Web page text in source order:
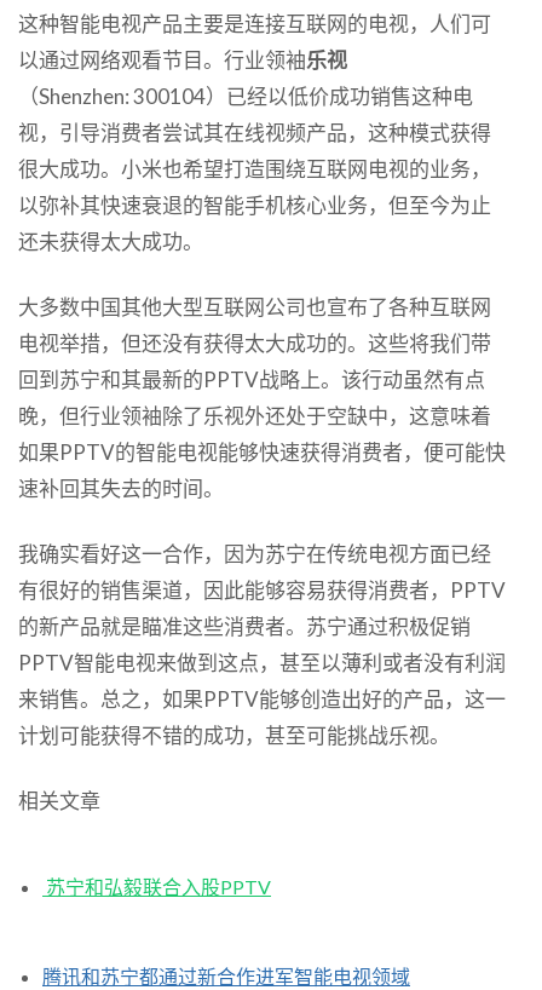
这种智能电视产品主要是连接互联网的电视，人们可
以通过网络观看节目。行业领袖乐视
（Shenzhen: 300104）已经以低价成功销售这种电
视，引导消费者尝试其在线视频产品，这种模式获得
很大成功。小米也希望打造围绕互联网电视的业务，
以弥补其快速衰退的智能手机核心业务，但至今为止
还未获得太大成功。
大多数中国其他大型互联网公司也宣布了各种互联网
电视举措，但还没有获得太大成功的。这些将我们带
回到苏宁和其最新的PPTV战略上。该行动虽然有点
晚，但行业领袖除了乐视外还处于空缺中，这意味着
如果PPTV的智能电视能够快速获得消费者，便可能快
速补回其失去的时间。
我确实看好这一合作，因为苏宁在传统电视方面已经
有很好的销售渠道，因此能够容易获得消费者，PPTV
的新产品就是瞄准这些消费者。苏宁通过积极促销
PPTV智能电视来做到这点，甚至以薄利或者没有利润
来销售。总之，如果PPTV能够创造出好的产品，这一
计划可能获得不错的成功，甚至可能挑战乐视。
相关文章
苏宁和弘毅联合入股PPTV
腾讯和苏宁都通过新合作进军智能电视领域